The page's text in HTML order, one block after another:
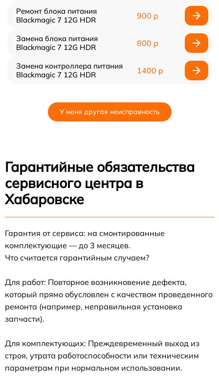
Ремонт блока питания
Blackmagic 7 12G HDR
900 р
Замена блока питания
Blackmagic 7 12G HDR
800 р
Замена контроллера питания
Blackmagic 7 12G HDR
1400 р
У меня другая неисправность
Гарантийные обязательства
сервисного центра в
Хабаровске
Гарантия от сервиса: на смонтированные
комплектующие — до 3 месяцев.
Что считается гарантийным случаем?
Для работ: Повторное возникновение дефекта,
который прямо обусловлен с качеством проведенного
ремонта (например, неправильная установка
запчасти).
Для комплектующих: Преждевременный выход из
строя, утрата работоспособности или техническим
параметрам при нормальном использовании.